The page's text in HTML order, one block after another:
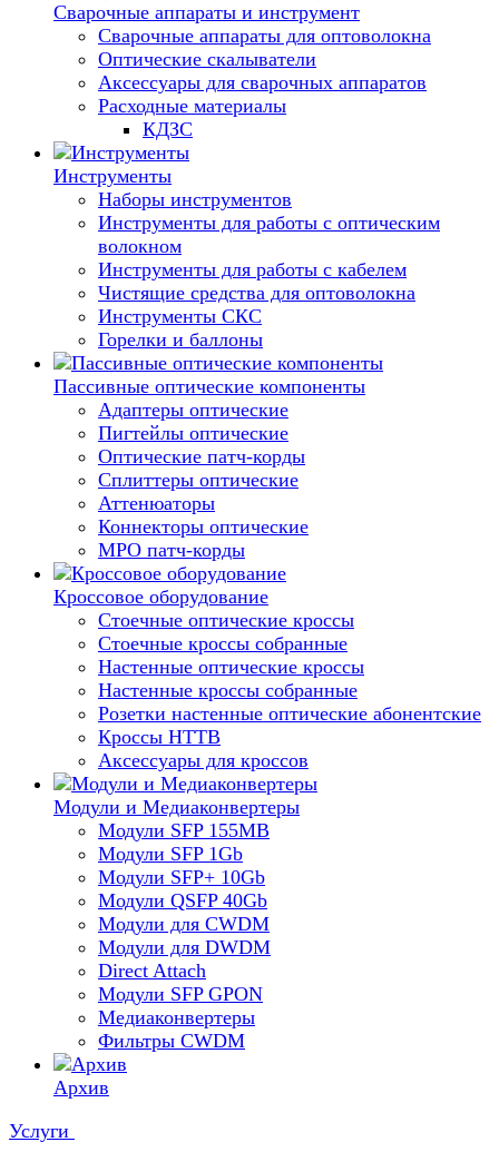
Сварочные аппараты и инструмент
Сварочные аппараты для оптоволокна
Оптические скалыватели
Аксессуары для сварочных аппаратов
Расходные материалы
КДЗС
Инструменты
Наборы инструментов
Инструменты для работы с оптическим
волокном
Инструменты для работы с кабелем
Чистящие средства для оптоволокна
Инструменты СКС
Горелки и баллоны
Пассивные оптические компоненты
Адаптеры оптические
Пигтейлы оптические
Оптические патч-корды
Сплиттеры оптические
Аттенюаторы
Коннекторы оптические
MPO патч-корды
Кроссовое оборудование
Стоечные оптические кроссы
Стоечные кроссы собранные
Настенные оптические кроссы
Настенные кроссы собранные
Розетки настенные оптические абонентские
Кроссы HTTB
Аксессуары для кроссов
Модули и Медиаконвертеры
Модули SFP 155MB
Модули SFP 1Gb
Модули SFP+ 10Gb
Модули QSFP 40Gb
Модули для CWDM
Модули для DWDM
Direct Attach
Модули SFP GPON
Медиаконвертеры
Фильтры CWDM
Архив
Услуги